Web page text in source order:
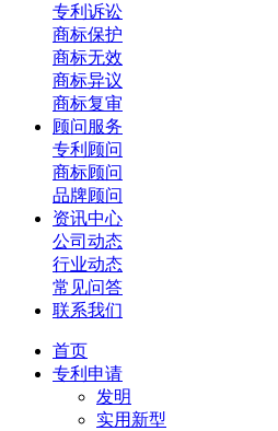
专利诉讼
商标保护
商标无效
商标异议
商标复审
顾问服务
专利顾问
商标顾问
品牌顾问
资讯中心
公司动态
行业动态
常见问答
联系我们
首页
专利申请
发明
实用新型